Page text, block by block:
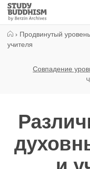
Close
Study
Buddhism
› Продвинутый уровень
учителя
Совпадение